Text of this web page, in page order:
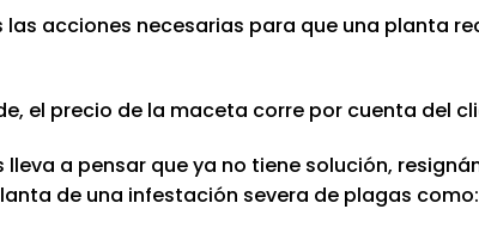
acciones necesarias para que una planta
el precio de la maceta corre por cuenta del
a pensar que ya no tiene solución,
de una infestación severa de plagas como: